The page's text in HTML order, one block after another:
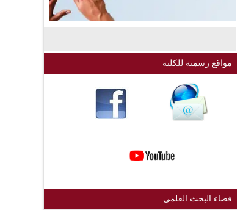
مواقع رسمية للكلية
فضاء البحث العلمي